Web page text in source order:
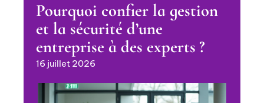
Pourquoi confier la gestion
et la sécurité d’une
entreprise à des experts ?
16 juillet 2026